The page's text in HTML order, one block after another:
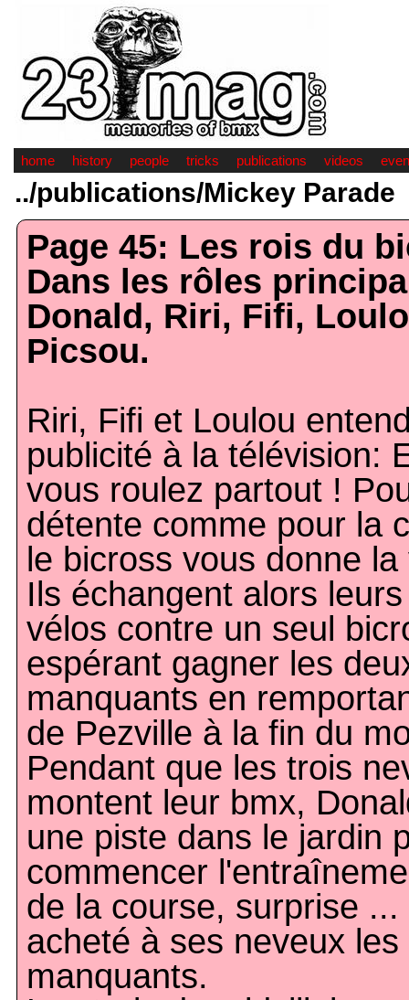
home history people tricks publications videos
../publications/Mickey Parade
Page 45: Les rois du
Dans les rôles
Donald, Riri, Fifi,
Picsou.
Riri, Fifi et Loulou
publicité à la télévision:
vous roulez partout !
détente comme pour la
le bicross vous donne
Ils échangent alors
vélos contre un seul
espérant gagner les
manquants en
de Pezville à la fin du
Pendant que les trois
montent leur bmx,
une piste dans le jardin
commencer
de la course, surprise ...
acheté à ses neveux
manquants.